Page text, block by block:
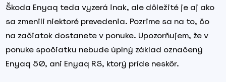
Škoda Enyaq teda vyzerá inak, ale dôležité je aj ako
sa zmenili niektoré prevedenia. Pozrime sa na to, čo
na začiatok dostanete v ponuke. Upozorňujem, že v
ponuke spočiatku nebude úplný základ označený
Enyaq 50, ani Enyaq RS, ktorý príde neskôr.